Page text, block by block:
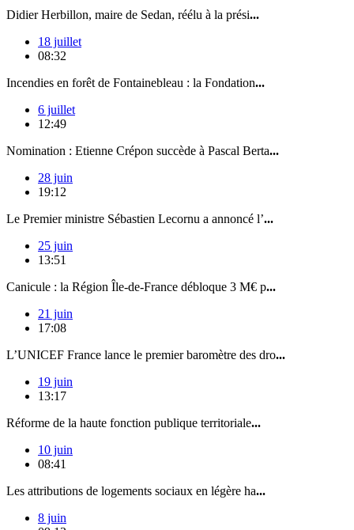
Didier Herbillon, maire de Sedan, réélu à la prési...
18 juillet
08:32
Incendies en forêt de Fontainebleau : la Fondation...
6 juillet
12:49
Nomination : Etienne Crépon succède à Pascal Berta...
28 juin
19:12
Le Premier ministre Sébastien Lecornu a annoncé l’...
25 juin
13:51
Canicule : la Région Île-de-France débloque 3 M€ p...
21 juin
17:08
L’UNICEF France lance le premier baromètre des dro...
19 juin
13:17
Réforme de la haute fonction publique territoriale...
10 juin
08:41
Les attributions de logements sociaux en légère ha...
8 juin